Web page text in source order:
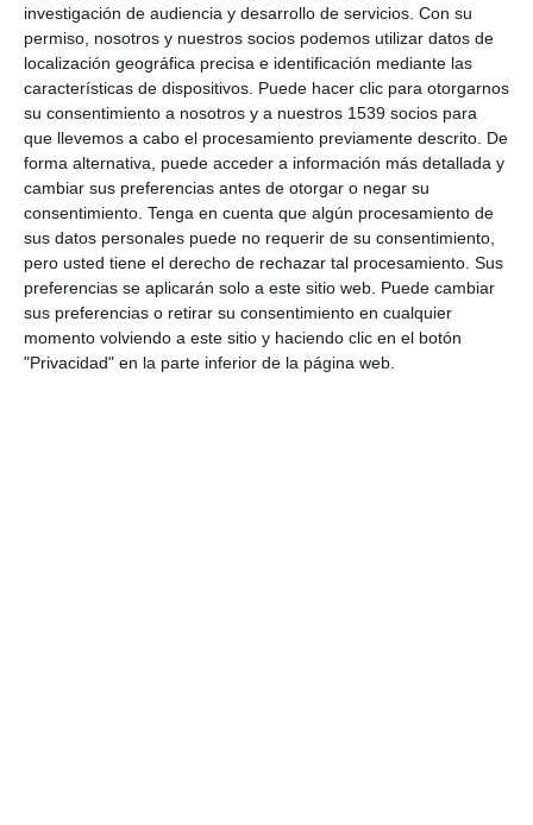
investigación de audiencia y desarrollo de servicios. Con su
permiso, nosotros y nuestros socios podemos utilizar datos de
localización geográfica precisa e identificación mediante las
características de dispositivos. Puede hacer clic para otorgarnos
su consentimiento a nosotros y a nuestros 1539 socios para
que llevemos a cabo el procesamiento previamente descrito. De
forma alternativa, puede acceder a información más detallada y
cambiar sus preferencias antes de otorgar o negar su
consentimiento. Tenga en cuenta que algún procesamiento de
sus datos personales puede no requerir de su consentimiento,
pero usted tiene el derecho de rechazar tal procesamiento. Sus
preferencias se aplicarán solo a este sitio web. Puede cambiar
sus preferencias o retirar su consentimiento en cualquier
momento volviendo a este sitio y haciendo clic en el botón
"Privacidad" en la parte inferior de la página web.
Dejanos un comentario y SUMATE AL ZOOM SEMANAL Y
DESCARGAS DE ARCHIVOS VIA PATREON:
https://www.patreon.com/nurparatodos
Recuerda que con la suscripción aNPTMedia.tvparticipás de
los Zooms semanales en Patreon
------------------------------------------
GRUPO EN TELEGRAM:
https://t.me/nurparatodos81
------------------------------------------
FORMAS DE COLABORAR:
------------------------------------------
• BIZUM: 673-134634
• PATREON:https://www.patreon.com/nurparatodos
• MEMBRESIA YOUTUBE:
https://www.youtube.com/channel/
Mostras más
Por favor, inicia sesión para comentar
0COMENTARIOS